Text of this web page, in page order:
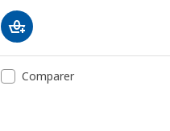
Comparer